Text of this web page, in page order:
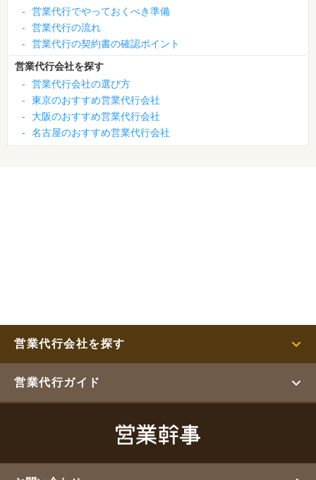
-
営業代行でやっておくべき準備
-
営業代行の流れ
-
営業代行の契約書の確認ポイント
営業代行会社を探す
-
営業代行会社の選び方
-
東京のおすすめ営業代行会社
-
大阪のおすすめ営業代行会社
-
名古屋のおすすめ営業代行会社
営業代行会社を探す
営業代行ガイド